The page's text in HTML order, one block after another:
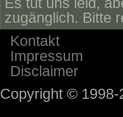
zugänglich. Bitte
Kontakt
Impressum
Disclaimer
Copyright ©